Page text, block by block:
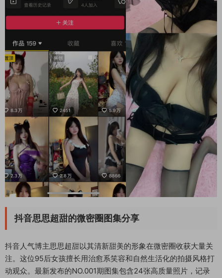
抖音思思超甜的微密圈图集分享
抖音人气博主思思超甜以其清新甜美的形象在微密圈收获大量关
注。这位95后女孩擅长用治愈系笑容和自然生活化的拍摄风格打
动观众。最新发布的NO.001期图集包含24张高质量照片，记录